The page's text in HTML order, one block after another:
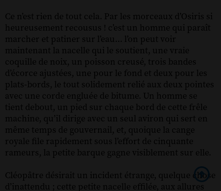
Ce n’est rien de tout cela. Par les morceaux d’Osiris si
heureusement recousus ! c’est un homme qui paraît
marcher et patiner sur l’eau... l’on peut voir
maintenant la nacelle qui le soutient, une vraie
coquille de noix, un poisson creusé, trois bandes
d’écorce ajustées, une pour le fond et deux pour les
plats-bords, le tout solidement relié aux deux pointes
avec une corde engluée de bitume. Un homme se
tient debout, un pied sur chaque bord de cette frêle
machine, qu’il dirige avec un seul aviron qui sert en
même temps de gouvernail, et, quoique la cange
royale file rapidement sous l’effort de cinquante
rameurs, la petite barque gagne visiblement sur elle.
Cléopâtre désirait un incident étrange, quelque chose
d’inattendu ; cette petite nacelle effilée, aux allures